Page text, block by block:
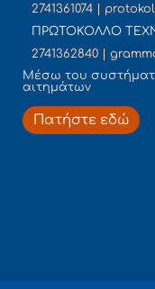
2741361074 |
ΠΡΩΤΟΚΟΛΛΟ
2741362840 |
Mέσω του
αιτημάτων
Πατήστε εδώ